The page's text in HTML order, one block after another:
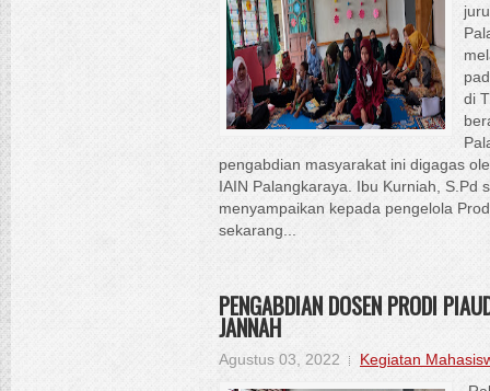
di
pengabdian masyarakat ini digagas
IAIN Palangkaraya. Ibu Kurniah, S.Pd
menyampaikan kepada pengelola
sekarang...
PENGABDIAN DOSEN PRODI
JANNAH
Agustus 03, 2022
Kegiatan